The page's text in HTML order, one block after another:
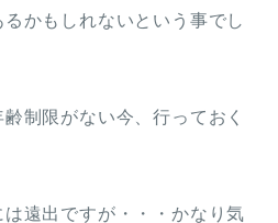
かもしれないという事でし
制限がない今、行っておく
遠出ですが・・・かなり気